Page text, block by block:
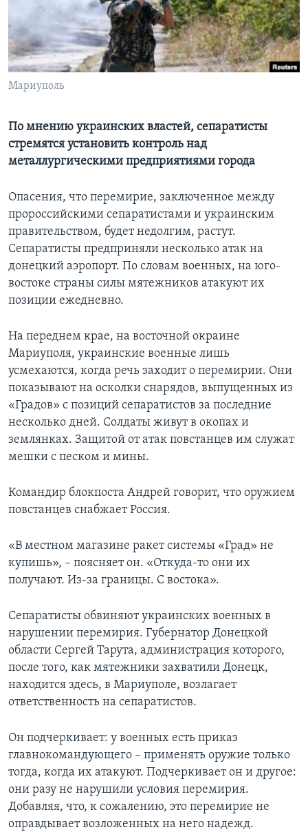
Learning English
СОЦИАЛЬНЫЕ СЕТИ
Языки
Мариуполь
По мнению украинских властей, сепаратисты
стремятся установить контроль над
металлургическими предприятиями города
Опасения, что перемирие, заключенное между
пророссийскими сепаратистами и украинским
правительством, будет недолгим, растут.
Сепаратисты предприняли несколько атак на
донецкий аэропорт. По словам военных, на юго-
востоке страны силы мятежников атакуют их
позиции ежедневно.
На переднем крае, на восточной окраине
Мариуполя, украинские военные лишь
усмехаются, когда речь заходит о перемирии. Они
показывают на осколки снарядов, выпущенных из
«Градов» с позиций сепаратистов за последние
несколько дней. Солдаты живут в окопах и
землянках. Защитой от атак повстанцев им служат
мешки с песком и мины.
Командир блокпоста Андрей говорит, что оружием
повстанцев снабжает Россия.
«В местном магазине ракет системы «Град» не
купишь», – поясняет он. «Откуда-то они их
получают. Из-за границы. С востока».
Сепаратисты обвиняют украинских военных в
нарушении перемирия. Губернатор Донецкой
области Сергей Тарута, администрация которого,
после того, как мятежники захватили Донецк,
находится здесь, в Мариуполе, возлагает
ответственность на сепаратистов.
Он подчеркивает: у военных есть приказ
главнокомандующего – применять оружие только
тогда, когда их атакуют. Подчеркивает он и другое:
они разу не нарушили условия перемирия.
Добавляя, что, к сожалению, это перемирие не
оправдывает возложенных на него надежд.